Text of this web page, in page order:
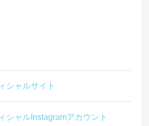
シャルサイト
シャルInstagramアカウント